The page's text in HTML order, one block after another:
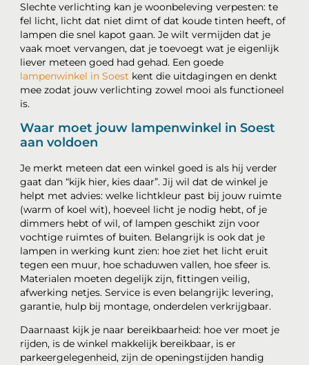
Slechte verlichting kan je woonbeleving verpesten: te
fel licht, licht dat niet dimt of dat koude tinten heeft, of
lampen die snel kapot gaan. Je wilt vermijden dat je
vaak moet vervangen, dat je toevoegt wat je eigenlijk
liever meteen goed had gehad. Een goede
lampenwinkel in Soest kent die uitdagingen en denkt
mee zodat jouw verlichting zowel mooi als functioneel
is.
Waar moet jouw lampenwinkel in Soest
aan voldoen
Je merkt meteen dat een winkel goed is als hij verder
gaat dan “kijk hier, kies daar”. Jij wil dat de winkel je
helpt met advies: welke lichtkleur past bij jouw ruimte
(warm of koel wit), hoeveel licht je nodig hebt, of je
dimmers hebt of wil, of lampen geschikt zijn voor
vochtige ruimtes of buiten. Belangrijk is ook dat je
lampen in werking kunt zien: hoe ziet het licht eruit
tegen een muur, hoe schaduwen vallen, hoe sfeer is.
Materialen moeten degelijk zijn, fittingen veilig,
afwerking netjes. Service is even belangrijk: levering,
garantie, hulp bij montage, onderdelen verkrijgbaar.
Daarnaast kijk je naar bereikbaarheid: hoe ver moet je
rijden, is de winkel makkelijk bereikbaar, is er
parkeergelegenheid, zijn de openingstijden handig